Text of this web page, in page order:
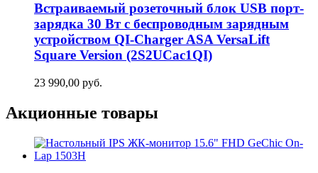
Встраиваемый розеточный блок USB порт-
зарядка 30 Вт c беспроводным зарядным
устройством QI-Charger ASA VersaLift
Square Version (2S2UCaс1QI)
23 990,00 руб.
Акционные товары